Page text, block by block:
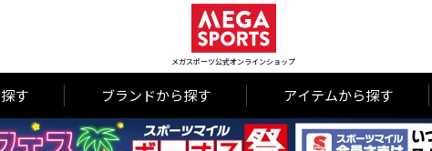
メガスポーツ公式オンラインショップ
す ブランドから探す アイテムから探す